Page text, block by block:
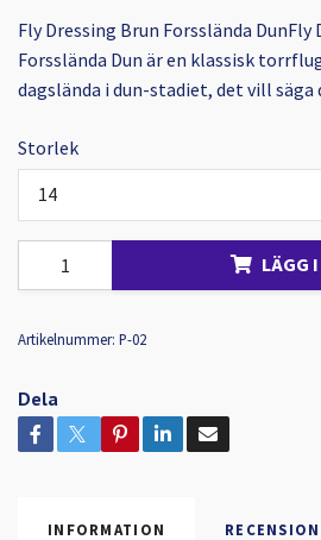
Fly Dressing Brun Forsslända DunFly
Forsslända Dun är en klassisk
dagslända i dun-stadiet, det vill säga
Storlek
14
LÄGG
Artikelnummer: P-02
Dela
INFORMATION